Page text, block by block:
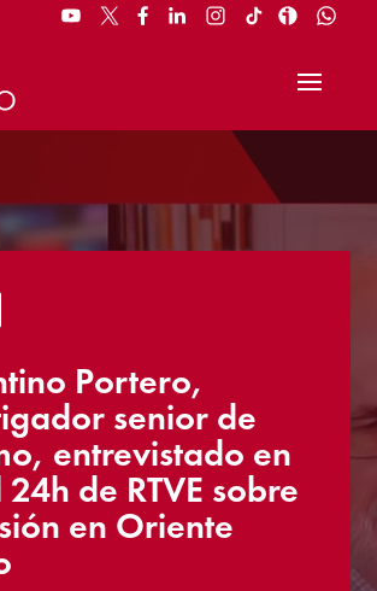
Portero,
senior de
entrevistado en
de RTVE sobre
en Oriente